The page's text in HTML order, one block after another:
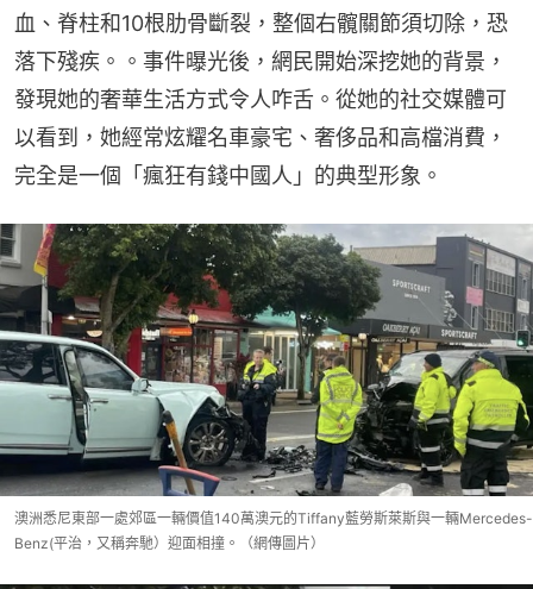
血、脊柱和10根肋骨斷裂，整個右髖關節須切除，恐
落下殘疾。。事件曝光後，網民開始深挖她的背景，
發現她的奢華生活方式令人咋舌。從她的社交媒體可
以看到，她經常炫耀名車豪宅、奢侈品和高檔消費，
完全是一個「瘋狂有錢中國人」的典型形象。
澳洲悉尼東部一處郊區一輛價值140萬澳元的Tiffany藍勞斯萊斯與一輛Mercedes-
Benz(平治，又稱奔馳）迎面相撞。（網傳圖片）